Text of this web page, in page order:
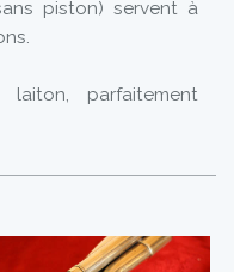
piston) servent à
parfaitement